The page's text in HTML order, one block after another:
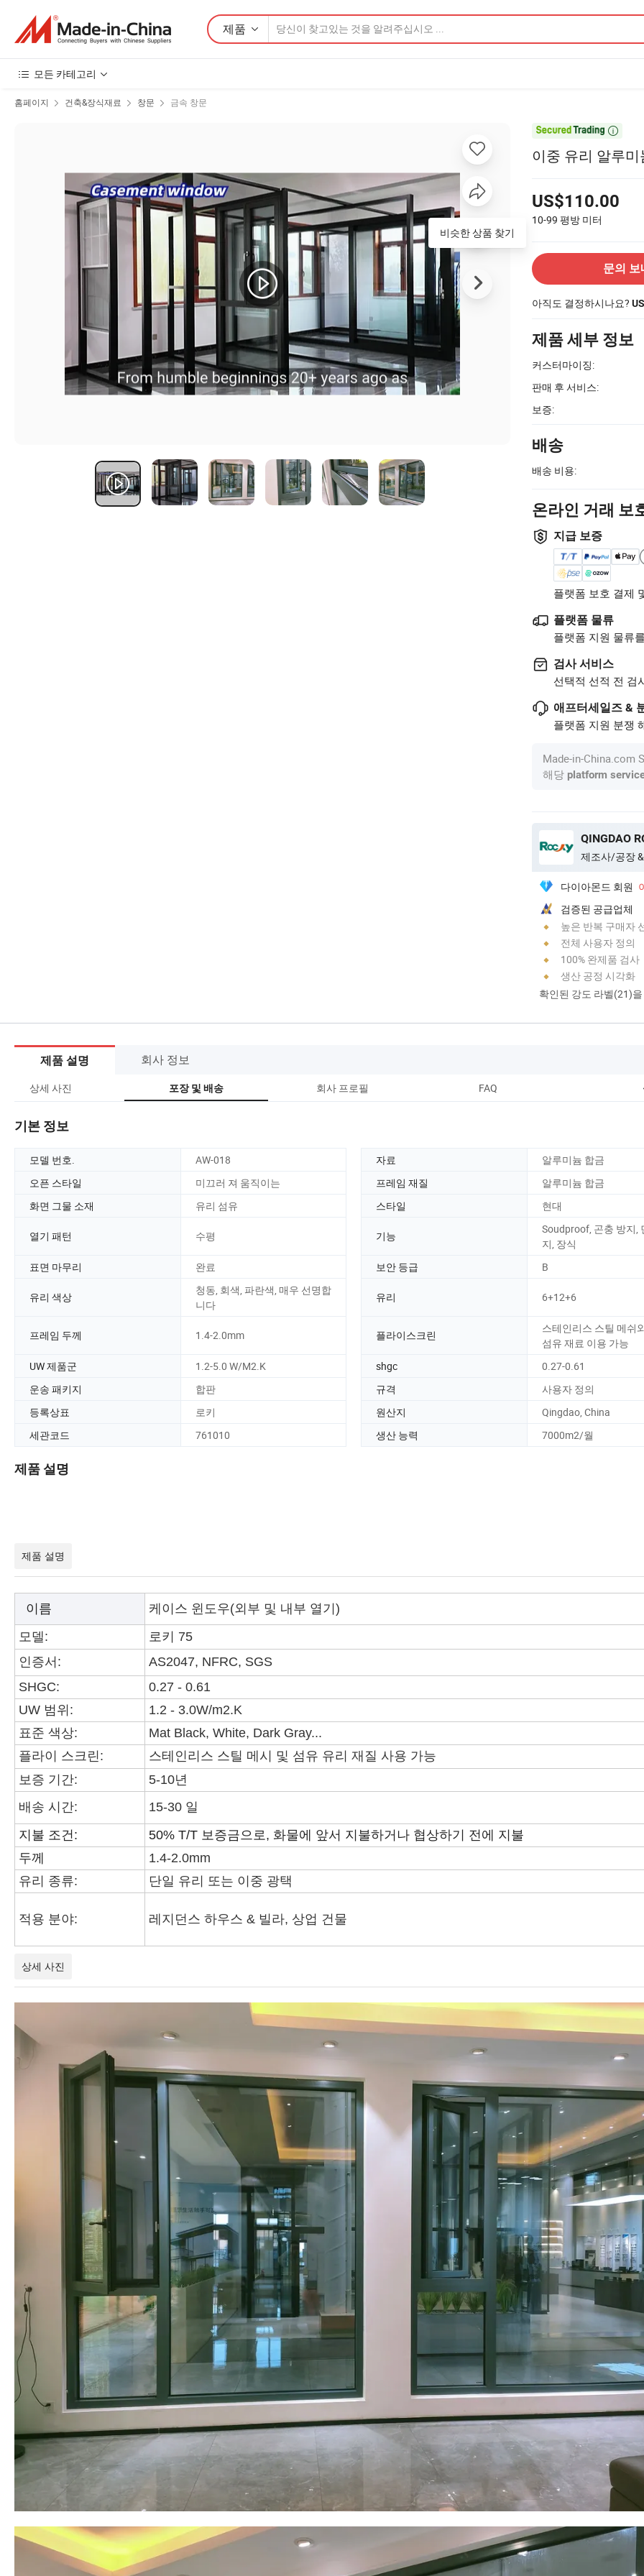
제품
모든 카테고리
홈페이지 건축&장식재료 창문 금속 창문

이중 유리 알루
US$110.00
10-99 평방 미터
문의 보
아직도 결정하시나요?
제품 세부 정보
커스터마이징:
판매 후 서비스:
보증:
배송
배송 비용:
온라인 거래 보
지급 보증
플랫폼 보호 결제
플랫폼 물류
플랫폼 지원 물류
검사 서비스
선택적 선적 전 검
애프터세일즈 &
플랫폼 지원 분쟁
Made-in-China.com
해당 platform
QINGDAO
제조사/공장
다이아몬드 회원
검증된 공급업체
높은 반복 구매자
전체 사용자 정의
100% 완제품 검사
생산 공정 시각화
확인된 강도 라벨(21)
비슷한 상품 찾기
제품 설명 회사 정보
상세 사진 포장 및 배송 회사 프로필 FAQ
기본 정보
모델 번호. AW-018 자료
알루미늄 합금
오픈 스타일
미끄러 져 움직이는 프레임 재질
알루미늄 합금
화면 그물 소재
유리 섬유 스타일 현대
열기 패턴 수평 기능
Soudproof, 곤충 방지,
지, 장식
표면 마무리
완료 보안 등급 B
유리 색상
청동, 회색, 파란색, 매우 선명합
니다
유리 6+12+6
프레임 두께 1.4-2.0mm 플라이스크린
스테인리스 스틸 메쉬
섬유 재료 이용 가능
UW 제품군
1.2-5.0 W/M2.K shgc
0.27-0.61
운송 패키지
합판 규격
사용자 정의
등록상표
로키 원산지
Qingdao, China
세관코드
761010 생산 능력 7000m2/월
제품 설명
제품 설명
이름
케이스 윈도우(외부 및 내부 열기)
모델:
로키 75
인증서:
AS2047, NFRC, SGS
SHGC:
0.27 - 0.61
UW 범위:
1.2 - 3.0W/m2.K
표준 색상:
Mat Black, White, Dark Gray...
플라이 스크린:
스테인리스 스틸 메시 및 섬유 유리 재질 사용 가능
보증 기간:
5-10년
배송 시간:
15-30 일
지불 조건:
50% T/T 보증금으로, 화물에 앞서 지불하거나 협상하기 전에 지불
두께
1.4-2.0mm
유리 종류:
단일 유리 또는 이중 광택
적용 분야: 레지던스 하우스 & 빌라, 상업 건물
상세 사진